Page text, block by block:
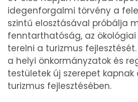
idegenforgalmi törvény a
szintű elosztásával próbálja
fenntarthatóság, az
terelni a turizmus
a helyi önkormányzatok és
testületek új szerepet
turizmus fejlesztésében.